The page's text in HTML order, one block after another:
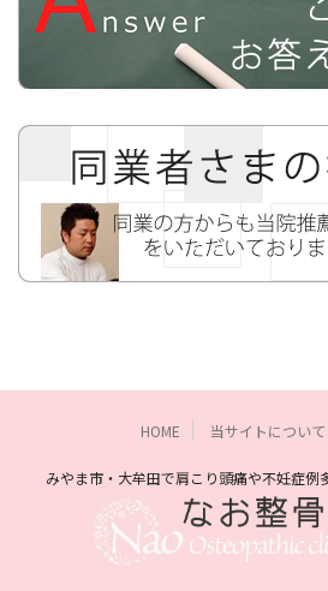
HOME 当サイトについて
みやま市・大牟田で肩こり頭痛や不妊症例